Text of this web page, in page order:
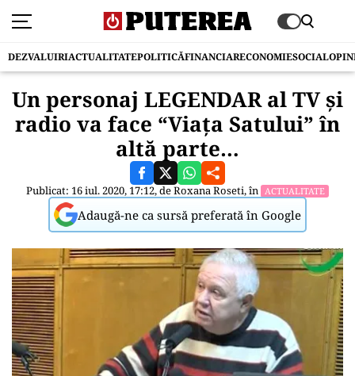
DEZVALUIRIACTUALITATEPOLITICĂFINANCIARECONOMIESOCIAL
Un personaj LEGENDAR al TV și
radio va face “Viața Satului” în
altă parte…
Publicat: 16 iul. 2020, 17:12, deRoxana Roseti, în ACTUALITATE
Adaugă-ne ca sursă preferată în Google